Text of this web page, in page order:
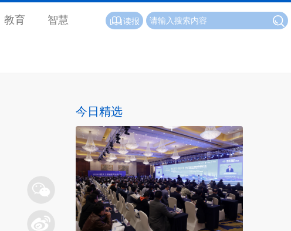
教育 智慧 读报
今日精选